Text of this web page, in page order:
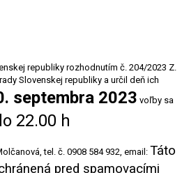
republiky rozhodnutím č. 204/2023 Z.
Slovenskej republiky a určil deň ich
septembra 2023 voľby sa
22.00 h
tel. č. 0908 584 932, email: Táto
pred spamovacími